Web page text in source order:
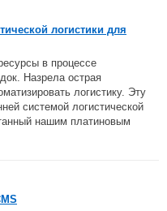
логистики для
в процессе
Назрела острая
логистику. Эту
системой логистической
нашим платиновым